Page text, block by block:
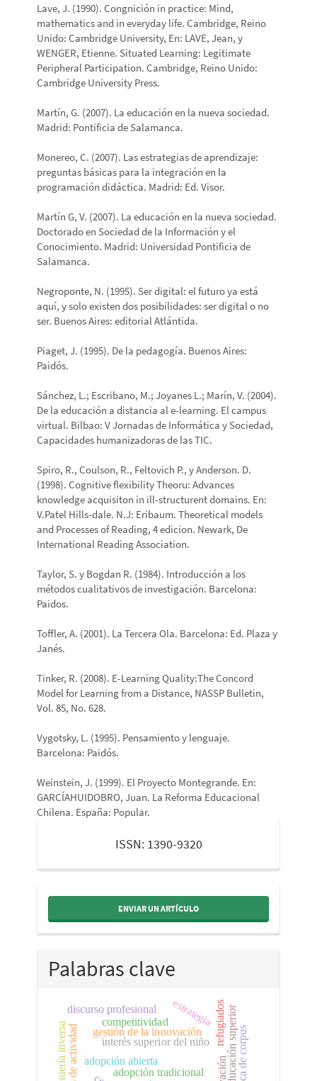
Lave, J. (1990). Congnición in practice: Mind,
mathematics and in everyday life. Cambridge, Reino
Unido: Cambridge University, En: LAVE, Jean, y
WENGER, Etienne. Situated Learning: Legitimate
Peripheral Participation. Cambridge, Reino Unido:
Cambridge University Press.
Martín, G. (2007). La educación en la nueva sociedad.
Madrid: Pontificia de Salamanca.
Monereo, C. (2007). Las estrategias de aprendizaje:
preguntas básicas para la integración en la
programación didáctica. Madrid: Ed. Visor.
Martín G, V. (2007). La educación en la nueva sociedad.
Doctorado en Sociedad de la Información y el
Conocimiento. Madrid: Universidad Pontificia de
Salamanca.
Negroponte, N. (1995). Ser digital: el futuro ya está
aquí, y solo existen dos posibilidades: ser digital o no
ser. Buenos Aires: editorial Atlántida.
Piaget, J. (1995). De la pedagogía. Buenos Aires:
Paidós.
Sánchez, L.; Escribano, M.; Joyanes L.; Marín, V. (2004).
De la educación a distancia al e-learning. El campus
virtual. Bilbao: V Jornadas de Informática y Sociedad,
Capacidades humanizadoras de las TIC.
Spiro, R., Coulson, R., Feltovich P., y Anderson. D.
(1998). Cognitive flexibility Theoru: Advances
knowledge acquisiton in ill-structurent domains. En:
V.Patel Hills-dale. N.J: Eribaum. Theoretical models
and Processes of Reading, 4 edicion. Newark, De
International Reading Association.
Taylor, S. y Bogdan R. (1984). Introducción a los
métodos cualitativos de investigación. Barcelona:
Paidos.
Toffler, A. (2001). La Tercera Ola. Barcelona: Ed. Plaza y
Janés.
Tinker, R. (2008). E-Learning Quality:The Concord
Model for Learning from a Distance, NASSP Bulletin,
Vol. 85, No. 628.
Vygotsky, L. (1995). Pensamiento y lenguaje.
Barcelona: Paidós.
Weinstein, J. (1999). El Proyecto Montegrande. En:
GARCÍAHUIDOBRO, Juan. La Reforma Educacional
Chilena. España: Popular.
ISSN: 1390-9320
ENVIAR UN ARTÍCULO
Palabras clave
adopción tradicional
adopción abierta
interés superior del niño refugiados
gestión de la innovación
estrategia
competitividad educación superior
discurso profesional
ingeniería inversa